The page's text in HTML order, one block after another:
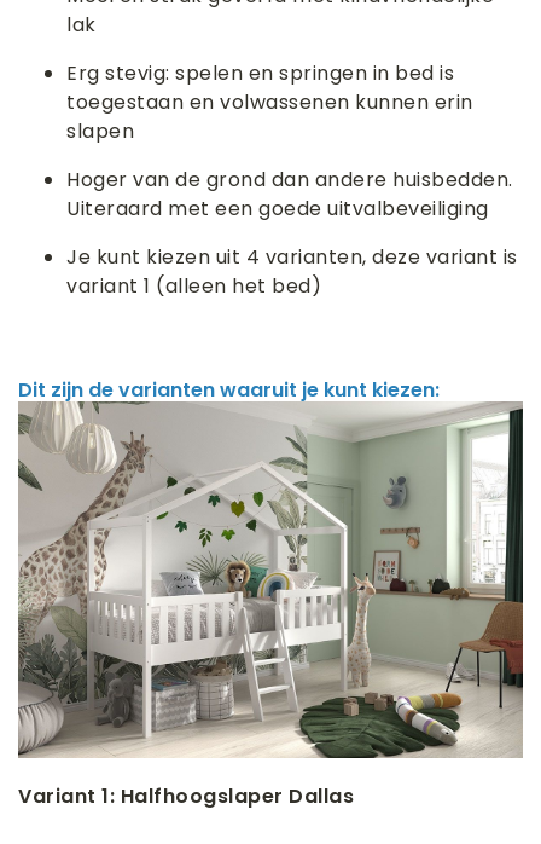
lak
Erg stevig: spelen en springen in bed is
toegestaan en volwassenen kunnen erin
slapen
Hoger van de grond dan andere huisbedden.
Uiteraard met een goede uitvalbeveiliging
Je kunt kiezen uit 4 varianten, deze variant is
variant 1 (alleen het bed)
Dit zijn de varianten waaruit je kunt kiezen:
Variant 1: Halfhoogslaper Dallas